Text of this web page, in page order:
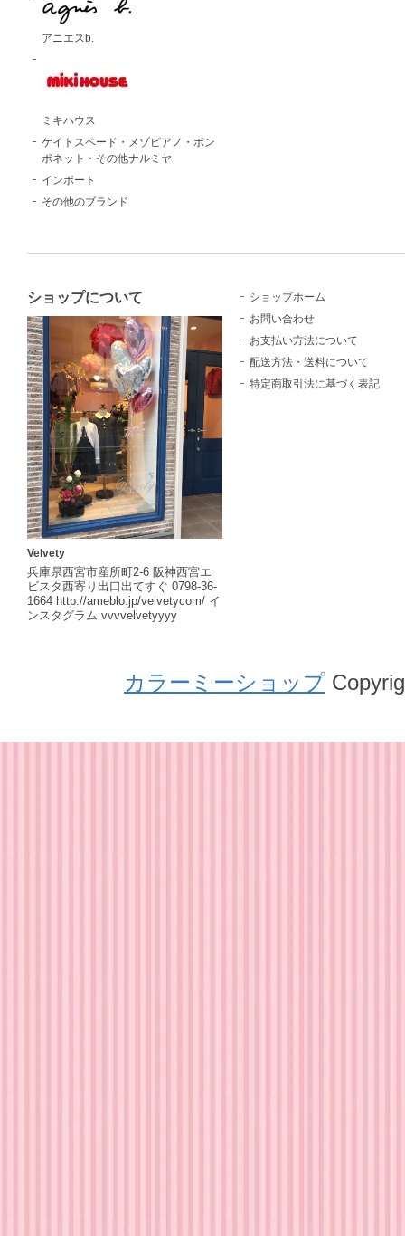
アニエスb.
ミキハウス
ケイトスペード・メゾピアノ・ポン
ポネット・その他ナルミヤ
インポート
その他のブランド
ショップについて
Velvety
兵庫県西宮市産所町2-6 阪神西宮エ
ビスタ西寄り出口出てすぐ 0798-36-
1664 http://ameblo.jp/velvetycom/ イ
ンスタグラム vvvvelvetyyyy
ショップホーム
お問い合わせ
お支払い方法について
配送方法・送料について
特定商取引法に基づく表記
カラーミーショップ